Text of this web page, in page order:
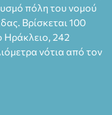
πόλη του νομού
Βρίσκεται 100
Ηράκλειο, 242
νότια από τον